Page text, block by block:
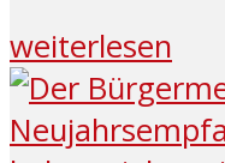
weiterlesen